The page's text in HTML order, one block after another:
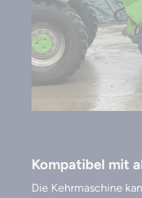
Kompatibel mit
Die Kehrmaschine